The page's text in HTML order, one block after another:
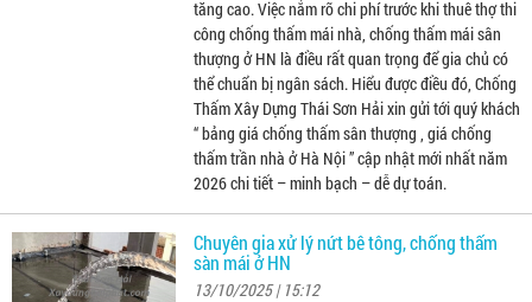
tăng cao. Việc nắm rõ chi phí trước khi thuê thợ thi
công chống thấm mái nhà, chống thấm mái sân
thượng ở HN là điều rất quan trọng để gia chủ có
thể chuẩn bị ngân sách. Hiểu được điều đó, Chống
Thấm Xây Dựng Thái Sơn Hải xin gửi tới quý khách
“ bảng giá chống thấm sân thượng , giá chống
thấm trần nhà ở Hà Nội ” cập nhật mới nhất năm
2026 chi tiết – minh bạch – dễ dự toán.
Chuyên gia xử lý nứt bê tông, chống thấm
sàn mái ở HN
13/10/2025 | 15:12